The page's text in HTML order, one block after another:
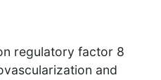
regulatory factor 8
and